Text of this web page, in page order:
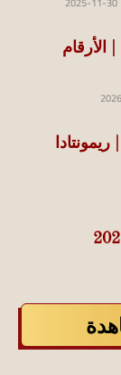
قائمة منتخب السويد .. كأس العالم 2026 | الأرقام
(1924) فرنسا | ريمونتادا